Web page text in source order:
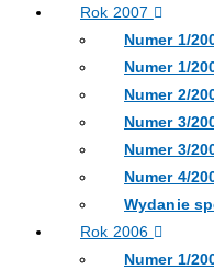
Rok 2007
Numer 1/
Numer 1/
Numer 2/
Numer 3/
Numer 3/
Numer 4/
Wydanie
Rok 2006
Numer 1/